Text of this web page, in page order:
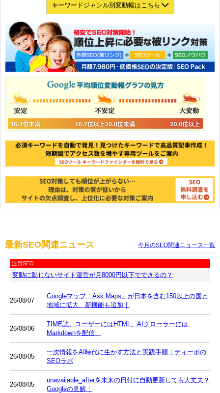
キーワードジャンル別変動幅はこちら
最新SEO関連ニュース 今月のSEO関連ニュース一覧
注目SEO
変動に動じないサイト運営が月8000円以下でできるの？
26/08/07
Googleマップ「Ask Maps」が日本を含む150以上の国と
地域に拡大、新機能も追加｜
26/08/06
TIME誌、ユーザーにはHTML、AIクローラーには
Markdownを配信｜
26/08/05
一次情報をAI時代に生かす方法と実践手順｜ディーボの
SEOラボ
26/08/05
unavailable_afterを未来の日付に自動更新しても大丈夫？
Googleの見解｜